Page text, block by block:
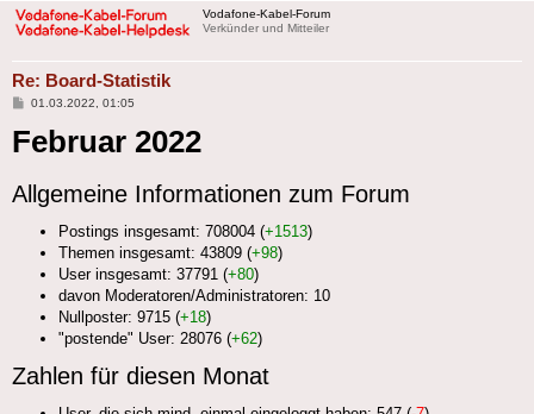
Vodafone-Kabel-Forum
Verkünder und Mitteiler
Re: Board-Statistik
Beitrag
01.03.2022, 01:05
Februar 2022
Allgemeine Informationen zum Forum
Postings insgesamt: 708004 (+1513)
Themen insgesamt: 43809 (+98)
User insgesamt: 37791 (+80)
davon Moderatoren/Administratoren: 10
Nullposter: 9715 (+18)
"postende" User: 28076 (+62)
Zahlen für diesen Monat